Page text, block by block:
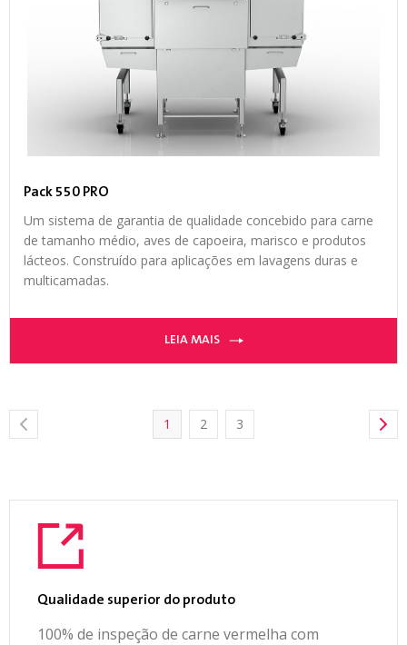
Pack 550 PRO
Um sistema de garantia de qualidade concebido para carne
de tamanho médio, aves de capoeira, marisco e produtos
lácteos. Construído para aplicações em lavagens duras e
multicamadas.
LEIA MAIS
1 2 3
Qualidade superior do produto
100% de inspeção de carne vermelha com